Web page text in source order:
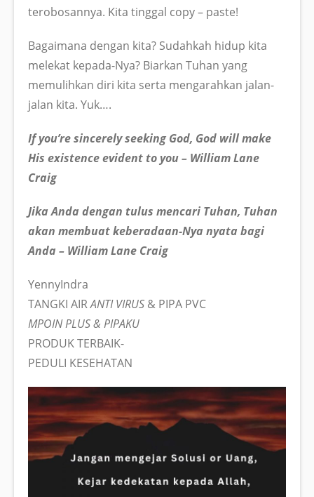
terobosannya. Kita tinggal copy – paste!
Bagaimana dengan kita? Sudahkah hidup kita
melekat kepada-Nya? Biarkan Tuhan yang
memulihkan diri kita serta mengarahkan jalan-
jalan kita. Yuk….
If you’re sincerely seeking God, God will make
His existence evident to you – William Lane
Craig
Jika Anda dengan tulus mencari Tuhan, Tuhan
akan membuat keberadaan-Nya nyata bagi
Anda – William Lane Craig
YennyIndra
TANGKI AIRANTI VIRUS & PIPA PVC
MPOIN PLUS & PIPAKU
PRODUK TERBAIK-
PEDULI KESEHATAN